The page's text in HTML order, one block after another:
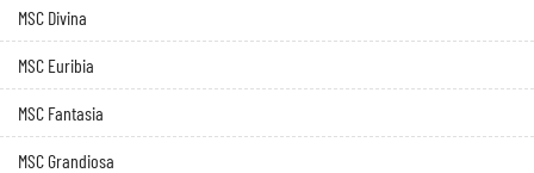
MSC Divina
MSC Euribia
MSC Fantasia
MSC Grandiosa